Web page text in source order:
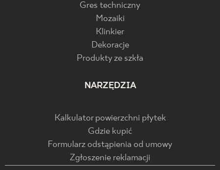
Gres techniczny
Mozaiki
Klinkier
Dekoracje
Produkty ze szkła
NARZĘDZIA
Kalkulator powierzchni płytek
Gdzie kupić
Formularz odstąpienia od umowy
Zgłoszenie reklamacji